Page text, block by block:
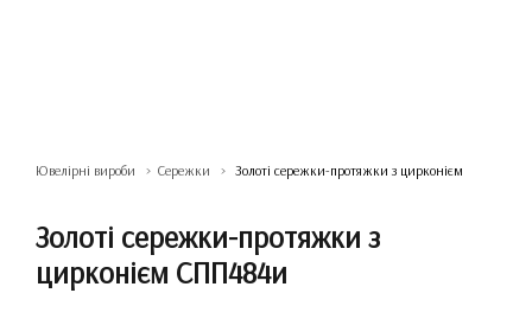
Ювелірні вироби Сережки Золоті сережки-протяжки з цирконієм
Золоті сережки-протяжки з
цирконієм СПП484и